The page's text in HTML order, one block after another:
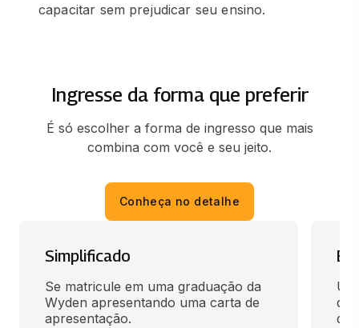
ÉTICA E BIOÉTICA EM SAÚDE
ESTÁGIO SUP. EM BIOMEDICINA I
282 horas
METODOLOGIA CIENTÍFICA
PARASITOLOGIA CLÍNICA
PRÁTICAS INTEGRATIVAS E COM. EM
SAÚDE PICS
50 horas
capacitar sem prejudicar seu ensino.
Ingresse da forma que preferir
É só escolher a forma de ingresso que mais
combina com você e seu jeito.
Conheça no detalhe
Simplificado
Se matricule em uma graduação da
Wyden apresentando uma carta de
apresentação.